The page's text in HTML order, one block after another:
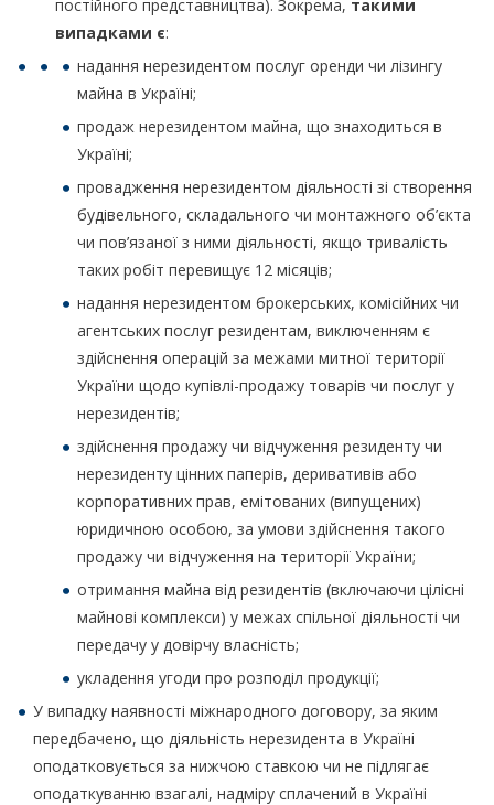
постійного представництва). Зокрема, такими
випадками є:
надання нерезидентом послуг оренди чи лізингу
майна в Україні;
продаж нерезидентом майна, що знаходиться в
Україні;
провадження нерезидентом діяльності зі створення
будівельного, складального чи монтажного об’єкта
чи пов’язаної з ними діяльності, якщо тривалість
таких робіт перевищує 12 місяців;
надання нерезидентом брокерських, комісійних чи
агентських послуг резидентам, виключенням є
здійснення операцій за межами митної території
України щодо купівлі-продажу товарів чи послуг у
нерезидентів;
здійснення продажу чи відчуження резиденту чи
нерезиденту цінних паперів, деривативів або
корпоративних прав, емітованих (випущених)
юридичною особою, за умови здійснення такого
продажу чи відчуження на території України;
отримання майна від резидентів (включаючи цілісні
майнові комплекси) у межах спільної діяльності чи
передачу у довірчу власність;
укладення угоди про розподіл продукції;
У випадку наявності міжнародного договору, за яким
передбачено, що діяльність нерезидента в Україні
оподатковується за нижчою ставкою чи не підлягає
оподаткуванню взагалі, надміру сплачений в Україні